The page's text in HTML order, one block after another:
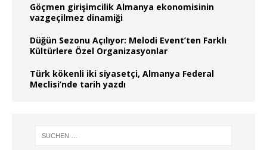
Göçmen girişimcilik Almanya ekonomisinin
vazgeçilmez dinamiği
Düğün Sezonu Açılıyor: Melodi Event’ten Farklı
Kültürlere Özel Organizasyonlar
Türk kökenli iki siyasetçi, Almanya Federal
Meclisi’nde tarih yazdı